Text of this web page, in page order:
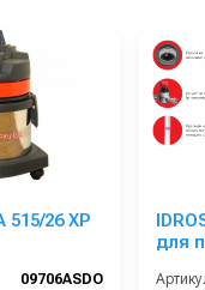
515/26 XP
09706ASDO
для